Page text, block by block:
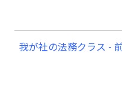
我が社の法務クラス -